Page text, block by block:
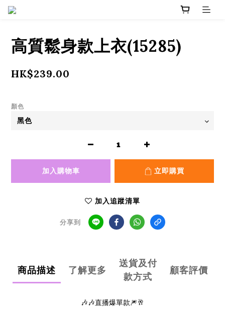
高質鬆身款上衣(15285)
HK$239.00
顏色
加入購物車 立即購買
加入追蹤清單
分享到
商品描述 了解更多
送貨及付
款方式
顧客評價
🎶🎶直播爆單款🎆🥂